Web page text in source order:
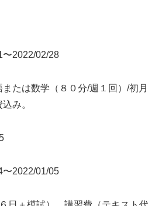
2022/02/28
たは数学（８０分/週１回）/初月
み。
2022/01/05